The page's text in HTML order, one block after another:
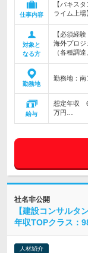
仕事内容
【パキス
ライム上場
対象と
なる方
【必須経
海外プロ
（各種調
勤務地
勤務地：南
給与
想定年収
万円…
社名非公開
【建設コンサルタ
年収TOPクラス：
人材紹介